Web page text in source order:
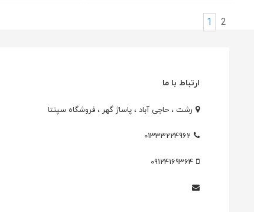
1 2
ارتباط با ما
رشت ، حاجی آباد ، پاساژ گهر ، فروشگاه سپنتا
01333224962
09124169364